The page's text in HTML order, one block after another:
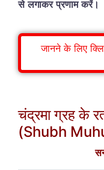
से लगाकर प्रणाम करें।
जानने के लिए
चंद्रमा ग्रह के
(Shubh